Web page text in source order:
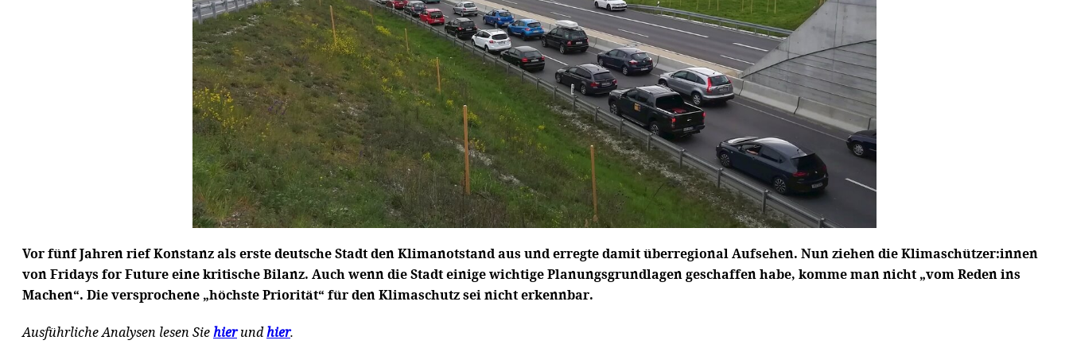
Vor fünf Jahren rief Konstanz als erste deutsche Stadt den Klimanotstand aus und erregte damit überregional Aufsehen. Nun ziehen die Klimaschützer:innen
von Fridays for Future eine kritische Bilanz. Auch wenn die Stadt einige wichtige Planungsgrundlagen geschaffen habe, komme man nicht „vom Reden ins
Machen“. Die versprochene „höchste Priorität“ für den Klimaschutz sei nicht erkennbar.
Ausführliche Analysen lesen Sie hierundhier.